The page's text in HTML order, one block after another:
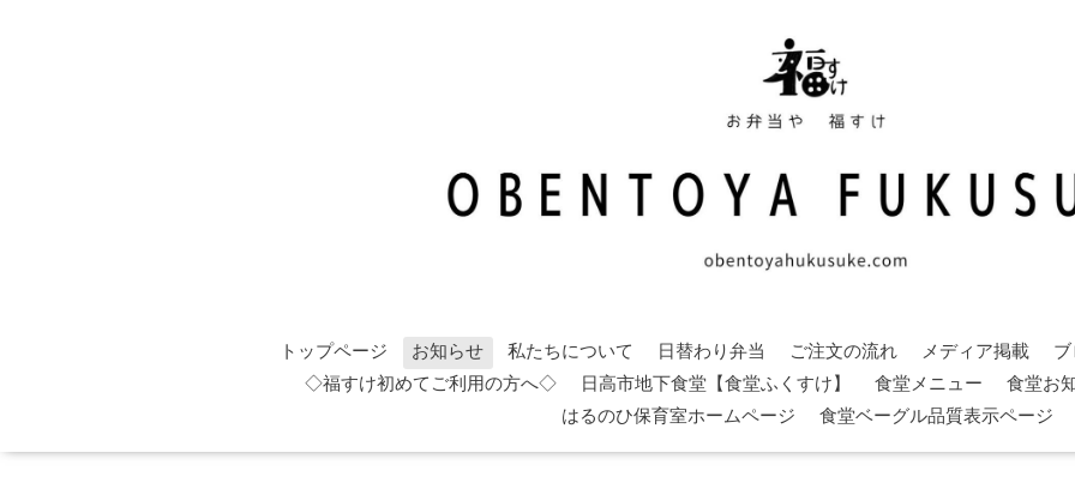
トップページ お知らせ 私たちについて 日替わり弁当 ご注文の流れ メディア掲載 ブ
◇福すけ初めてご利用の方へ◇
日高市地下食堂【食堂ふくすけ】 食堂メニュー 食堂お
はるのひ保育室ホームページ
食堂ベーグル品質表示ページ